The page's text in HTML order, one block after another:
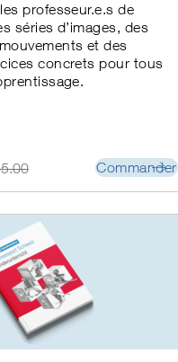
professeur.e.s de
séries d’images, des
et des
concrets pour tous
Commander